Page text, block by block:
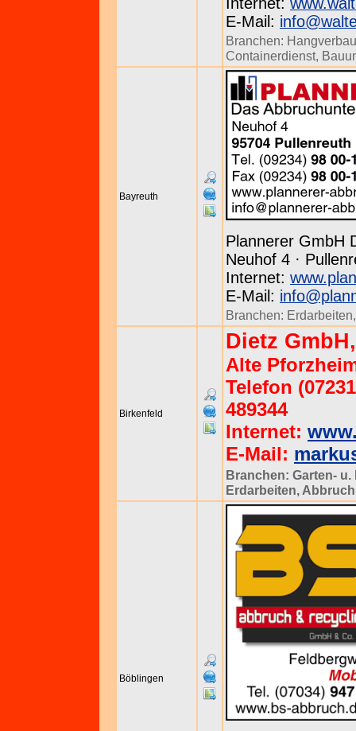
E-Mail:
Branchen: Hangverbau
Containerdienst,
Bayreuth
Plannerer GmbH
Neuhof 4 ·
Internet:
E-Mail:
Branchen: Erdarbeiten
Birkenfeld
Dietz
Alte
Telefon
489344
Internet:
E-Mail:
Branchen: Garten-
Erdarbeiten,
Böblingen